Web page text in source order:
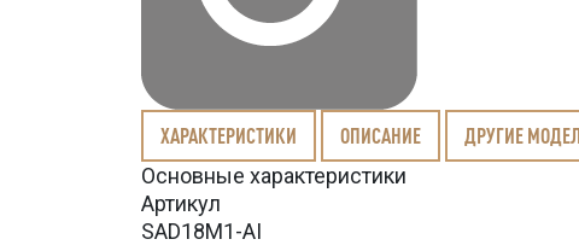
ХАРАКТЕРИСТИКИ ОПИСАНИЕ ДРУГИЕ
Основные характеристики
Артикул
SAD18M1-AI